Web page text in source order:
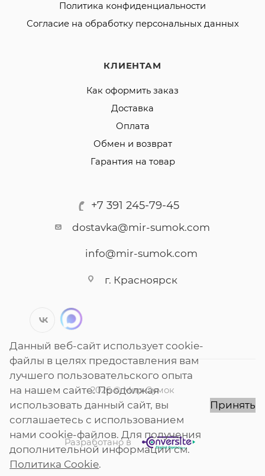
Политика конфиденциальности
Согласие на обработку персональных данных
КЛИЕНТАМ
Как оформить заказ
Доставка
Оплата
Обмен и возврат
Гарантия на товар
+7 391 245-79-45
dostavka@mir-sumok.com
info@mir-sumok.com
г. Красноярск
2026 © Мир Сумок
Разработано в
Данный веб-сайт использует cookie-
файлы в целях предоставления вам
лучшего пользовательского опыта
на нашем сайте. Продолжая
использовать данный сайт, вы
соглашаетесь с использованием
нами cookie-файлов. Для получения
дополнительной информации см.
Политика Cookie.
Принять